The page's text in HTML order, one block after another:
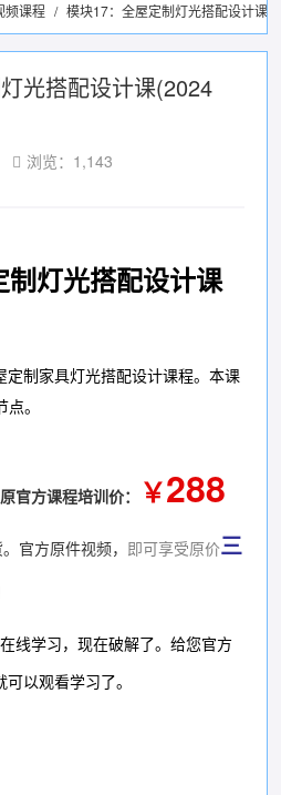
频课程 / 模块17：全屋定制灯光搭配设计课
光搭配设计课(2024
浏览：1,143
灯光搭配设计课
制家具灯光搭配设计课程。本课
。
原官方课程培训价： ￥288
官方原件视频， 即可享受原价三
线学习，现在破解了。给您官方
以观看学习了。